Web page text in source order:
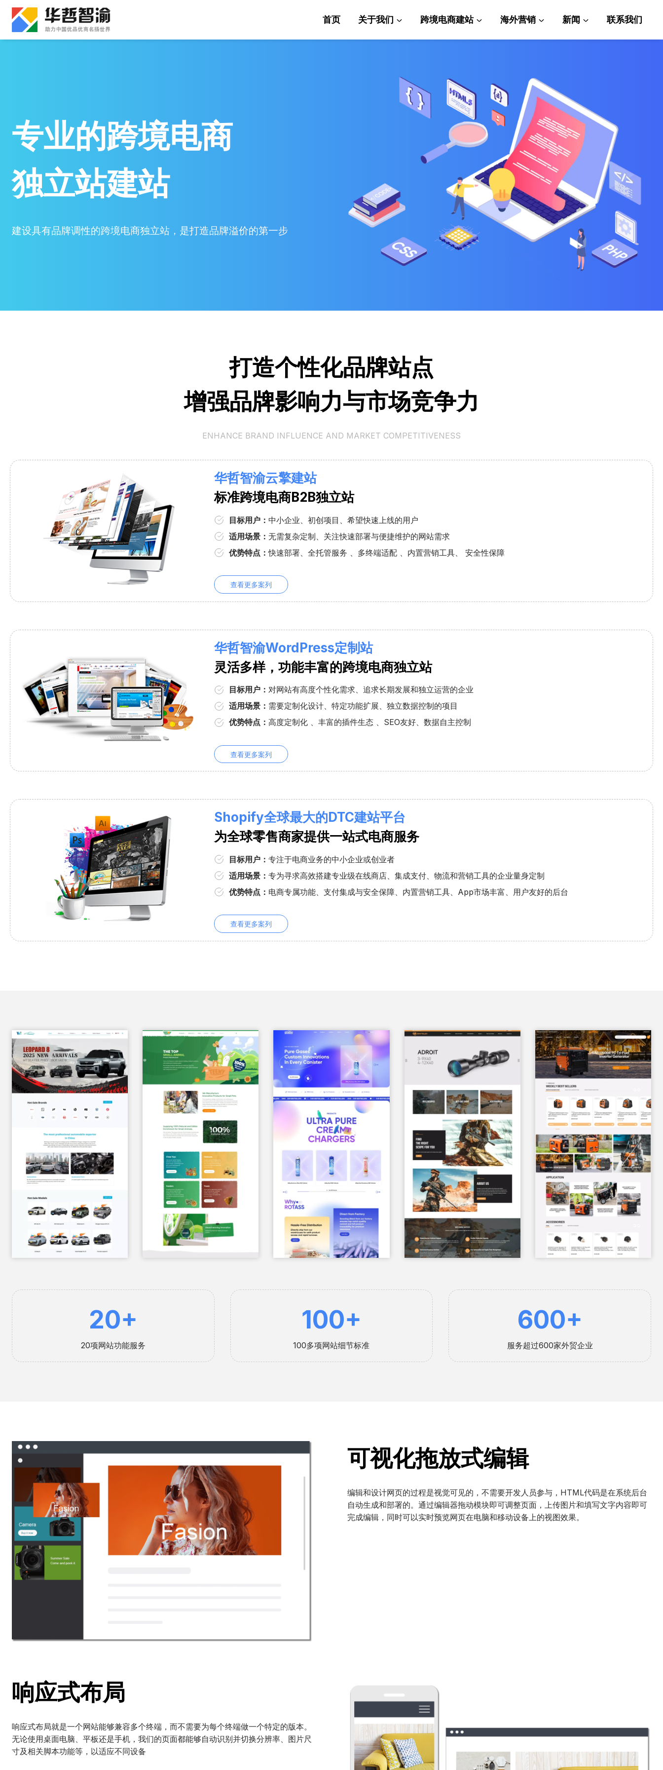
容
首页 关于我们 跨境电商建站 海外营销 新闻 联系我们
专业的跨境电商
独立站建站
建设具有品牌调性的跨境电商独立站，是打造品牌溢价的第一步
打造个性化品牌站点
增强品牌影响力与市场竞争力
ENHANCE BRAND INFLUENCE AND MARKET COMPETITIVENESS
华哲智渝云擎建站
标准跨境电商B2B独立站
目标用户： 中小企业、初创项目、希望快速上线的用户
适用场景： 无需复杂定制、关注快速部署与便捷维护的网站需求
优势特点：快速部署、全托管服务 、多终端适配 、内置营销工具、 安全性保障
查看更多案列
华哲智渝WordPress定制站
灵活多样，功能丰富的跨境电商独立站
目标用户： 对网站有高度个性化需求、追求长期发展和独立运营的企业
适用场景： 需要定制化设计、特定功能扩展、独立数据控制的项目
优势特点： 高度定制化 、丰富的插件生态 、SEO友好、数据自主控制
查看更多案列
Shopify全球最大的DTC建站平台
为全球零售商家提供一站式电商服务
目标用户： 专注于电商业务的中小企业或创业者
适用场景： 专为寻求高效搭建专业级在线商店、集成支付、物流和营销工具的企业量身定制
优势特点： 电商专属功能、支付集成与安全保障、内置营销工具、App市场丰富、用户友好的后台
查看更多案列
20+
20项网站功能服务
100+
100多项网站细节标准
600+
服务超过600家外贸企业
可视化拖放式编辑
编辑和设计网页的过程是视觉可见的，不需要开发人员参与，HTML代码是在系统后台
自动生成和部署的。通过编辑器拖动模块即可调整页面，上传图片和填写文字内容即可
完成编辑，同时可以实时预览网页在电脑和移动设备上的视图效果。
响应式布局
响应式布局就是一个网站能够兼容多个终端，而不需要为每个终端做一个特定的版本。
无论使用桌面电脑、平板还是手机，我们的页面都能够自动识别并切换分辨率、图片尺
寸及相关脚本功能等，以适应不同设备